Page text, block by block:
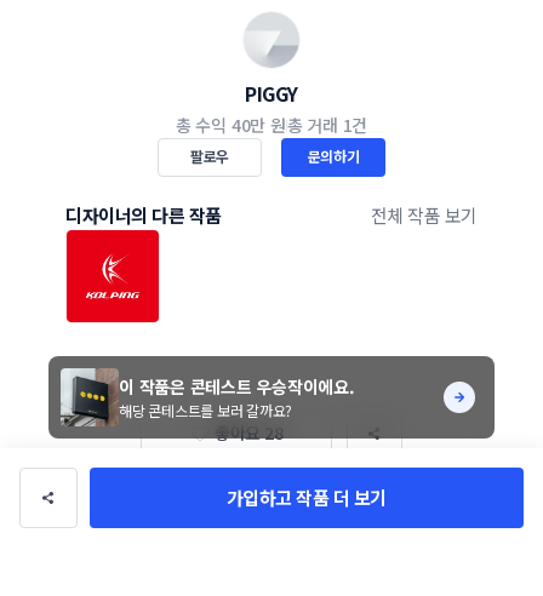
PIGGY
총 수익 40만 원총 거래 1건
팔로우 문의하기
디자이너의 다른 작품 전체 작품 보기
좋아요 28
가입하고 작품 더 보기
이 작품은 콘테스트 우승작이에요.
해당 콘테스트를 보러 갈까요?